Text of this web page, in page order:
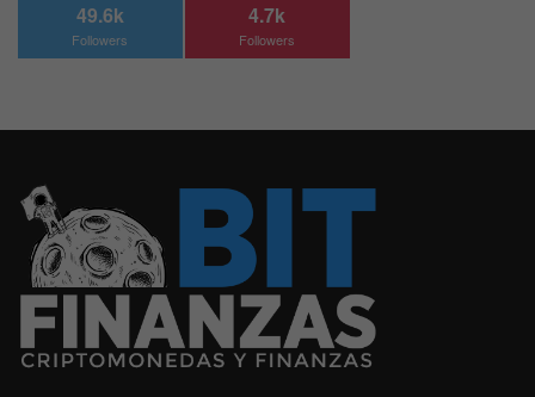
49.6k
Followers
4.7k
Followers